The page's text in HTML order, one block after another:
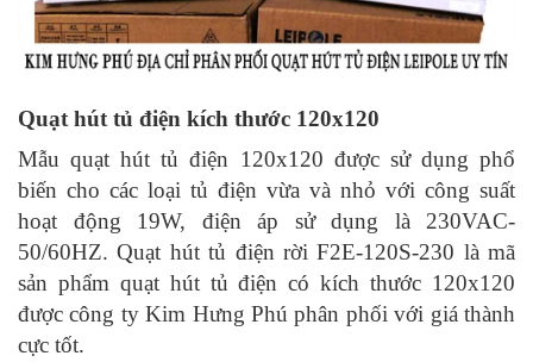
Quạt hút tủ điện kích thước 120x120
Mẫu quạt hút tủ điện 120x120 được sử dụng phổ
biến cho các loại tủ điện vừa và nhỏ với công suất
hoạt động 19W, điện áp sử dụng là 230VAC-
50/60HZ. Quạt hút tủ điện rời F2E-120S-230 là mã
sản phẩm quạt hút tủ điện có kích thước 120x120
được công ty Kim Hưng Phú phân phối với giá thành
cực tốt.